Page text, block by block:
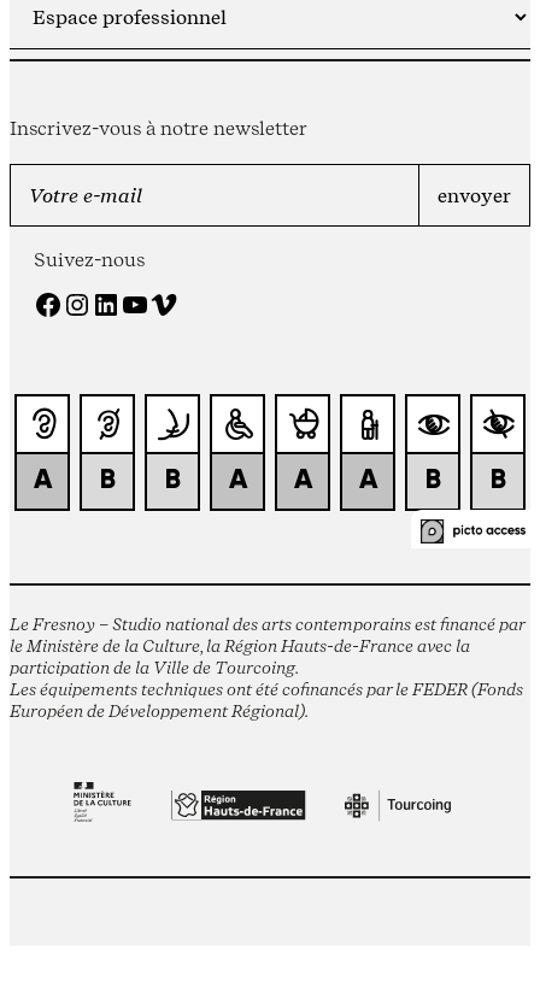
Inscrivez-vous à notre newsletter
Suivez-nous
Facebook Instagram LinkedIn YouTube Vimeo
Le Fresnoy – Studio national des arts contemporains est financé par
le Ministère de la Culture, la Région Hauts-de-France avec la
participation de la Ville de Tourcoing.
Les équipements techniques ont été cofinancés par le FEDER (Fonds
Européen de Développement Régional).